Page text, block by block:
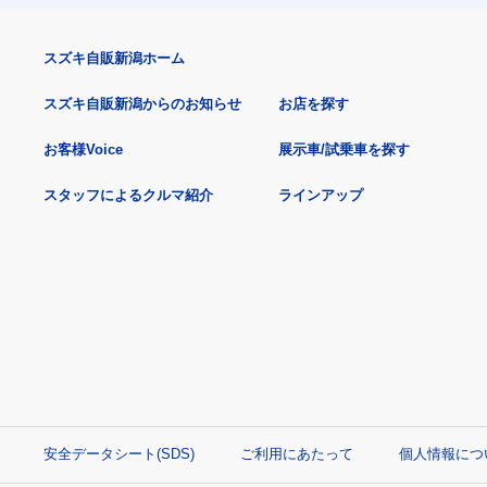
スズキ自販新潟ホーム
スズキ自販新潟からのお知らせ
お客様Voice
スタッフによるクルマ紹介
お店を探す
展示車/試乗車を探す
ラインアップ
安全データシート(SDS) ご利用にあたって 個人情報につ